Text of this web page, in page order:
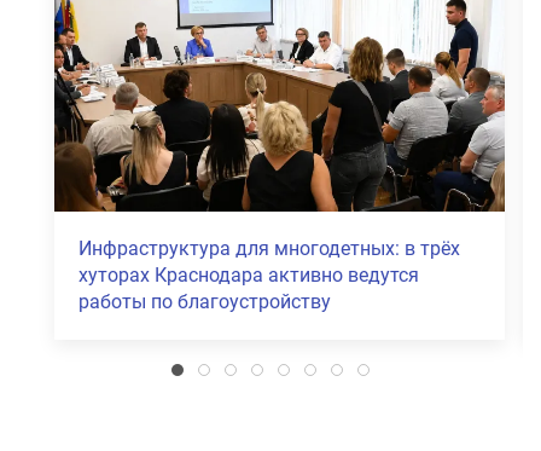
Инфраструктура для многодетных: в трёх
хуторах Краснодара активно ведутся
работы по благоустройству